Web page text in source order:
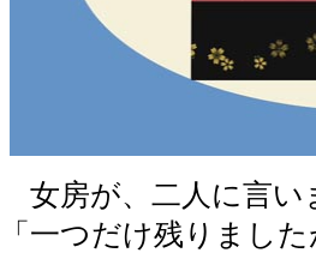
女房が、二人に言い
「一つだけ残りまし